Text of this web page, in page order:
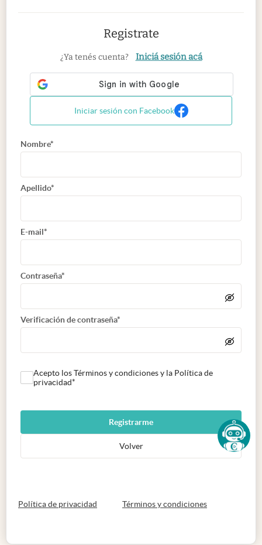
Registrate
¿Ya tenés cuenta? Iniciá sesión acá
Iniciar sesión con Facebook
Nombre*
Apellido*
E-mail*
Contraseña*
Verificación de contraseña*
Acepto los Términos y condiciones y la Política de
privacidad*
Registrarme
Volver
Política de privacidad abre en nueva pestaña
Términos y condicionesabre en nueva